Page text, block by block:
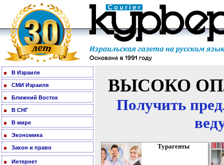
В Израиле
СМИ Израиля
Ближний Восток
В СНГ
В мире
Экономика
Закон и право
Интернет
ВЫСОКО
Получить
Турагенты